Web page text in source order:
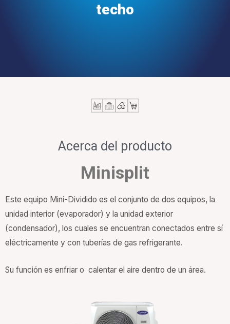
techo
Acerca del producto
Minisplit
Este equipo Mini-Dividido es el conjunto de dos equipos, la
unidad interior (evaporador) y la unidad exterior
(condensador), los cuales se encuentran conectados entre sí
eléctricamente y con tuberías de gas refrigerante.
Su función es enfriar o calentar el aire dentro de un área.